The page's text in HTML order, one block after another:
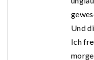
Und
Ich